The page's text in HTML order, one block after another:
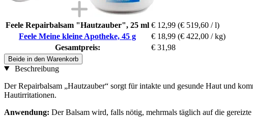
Feele Repairbalsam "Hautzauber", 25 ml € 12,99 (€ 519,60 / l)
Feele Meine kleine Apotheke, 45 g
€ 18,99 (€ 422,00 / kg)
Gesamtpreis:
€ 31,98
Beide in den Warenkorb
Beschreibung
Der Repairbalsam „Hautzauber“ sorgt für intakte und gesunde Haut und
Hautirritationen.
Anwendung: Der Balsam wird, falls nötig, mehrmals täglich auf die